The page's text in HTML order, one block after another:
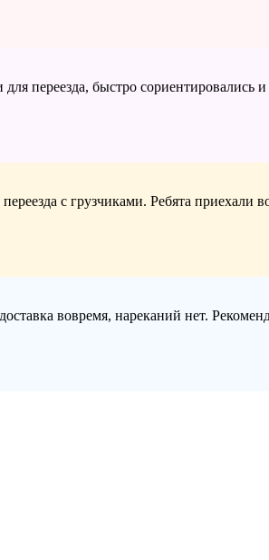
для переезда, быстро
переезда с грузчиками. Ребята
вовремя, нареканий нет.